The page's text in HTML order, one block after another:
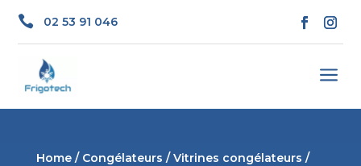
 02 53 91 046
a
Home/ Congélateurs /Vitrines congélateurs /